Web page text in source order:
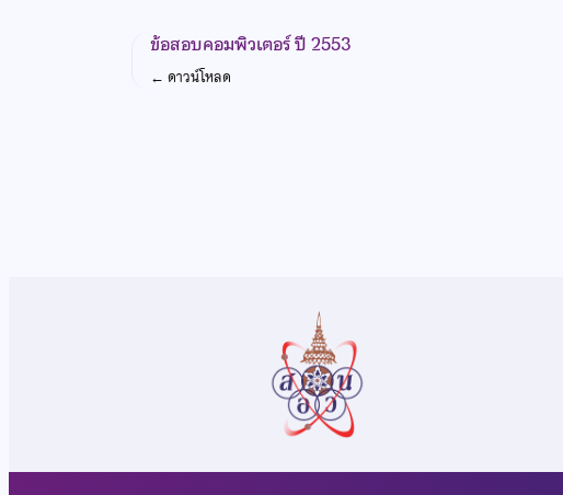
ข้อสอบคอมพิวเตอร์ ปี 2553
← ดาวน์โหลด